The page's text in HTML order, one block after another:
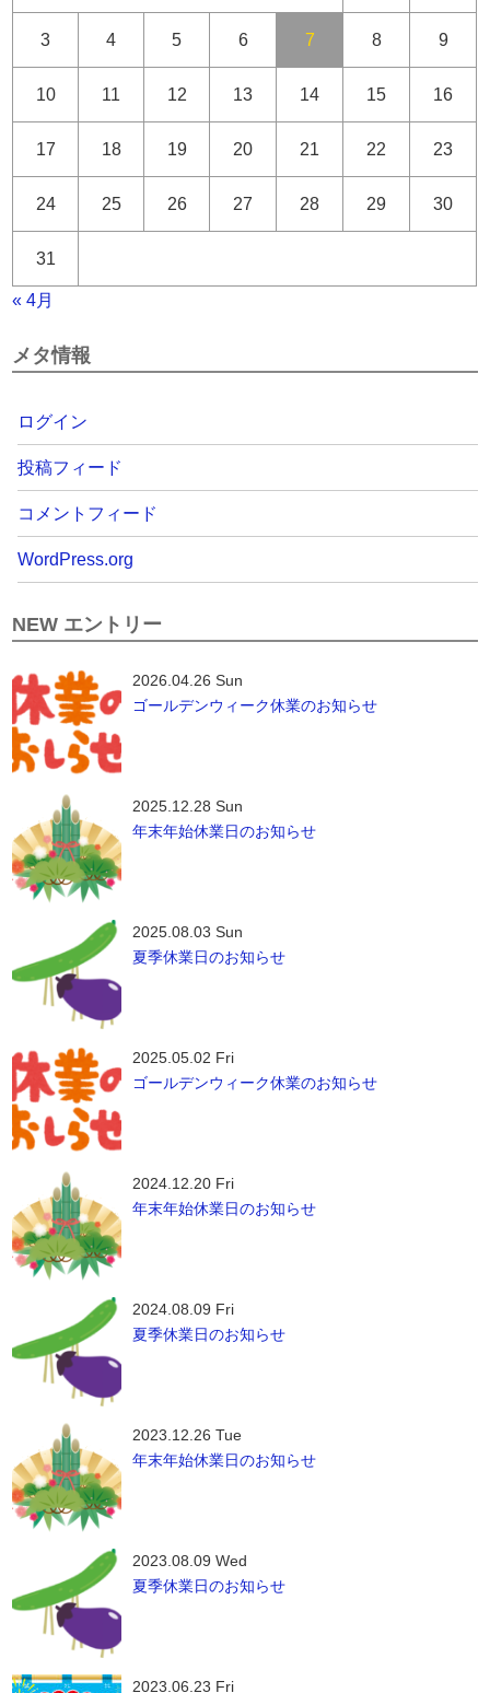
3 4 5 6 7 8 9
10 11 12 13 14 15 16
17 18 19 20 21 22 23
24 25 26 27 28 29 30
31
« 4月
メタ情報
ログイン
投稿フィード
コメントフィード
WordPress.org
NEW エントリー
2026.04.26 Sun
ゴールデンウィーク休業のお知らせ
2025.12.28 Sun
年末年始休業日のお知らせ
2025.08.03 Sun
夏季休業日のお知らせ
2025.05.02 Fri
ゴールデンウィーク休業のお知らせ
2024.12.20 Fri
年末年始休業日のお知らせ
2024.08.09 Fri
夏季休業日のお知らせ
2023.12.26 Tue
年末年始休業日のお知らせ
2023.08.09 Wed
夏季休業日のお知らせ
2023.06.23 Fri